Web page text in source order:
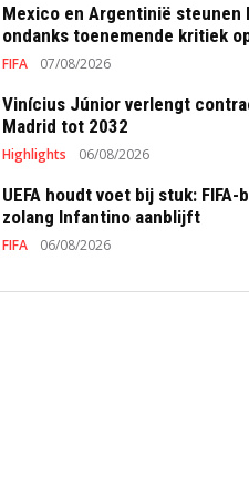
Mexico en Argentinië steunen
ondanks toenemende kritiek
FIFA 07/08/2026
Vinícius Júnior verlengt
Madrid tot 2032
Highlights 06/08/2026
UEFA houdt voet bij stuk: FIFA-
zolang Infantino aanblijft
FIFA 06/08/2026